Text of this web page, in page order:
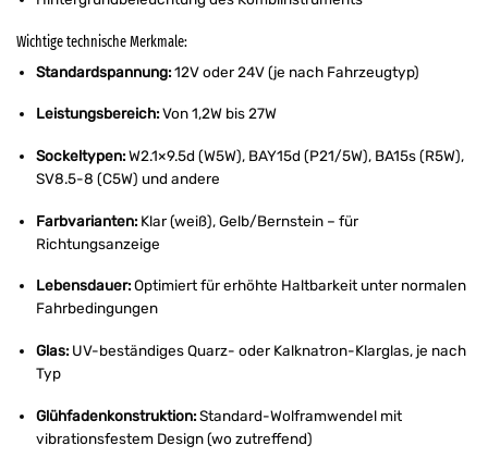
Wichtige technische Merkmale:
Standardspannung:12V oder 24V (je nach Fahrzeugtyp)
Leistungsbereich:Von 1,2W bis 27W
Sockeltypen:W2.1×9.5d (W5W), BAY15d (P21/5W), BA15s (R5W),
SV8.5-8 (C5W) und andere
Farbvarianten:Klar (weiß), Gelb/Bernstein – für
Richtungsanzeige
Lebensdauer:Optimiert für erhöhte Haltbarkeit unter normalen
Fahrbedingungen
Glas:UV-beständiges Quarz- oder Kalknatron-Klarglas, je nach
Typ
Glühfadenkonstruktion:Standard-Wolframwendel mit
vibrationsfestem Design (wo zutreffend)